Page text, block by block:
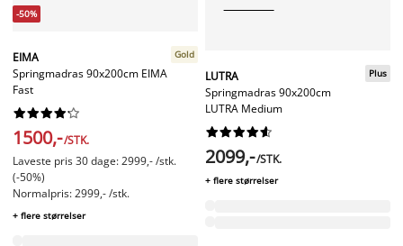
-50%
EIMA
Springmadras 90x200cm EIMA
Fast
Gold






1500,-/STK.
Laveste pris 30 dage: 2999,- /stk.
(-50%)
Normalpris: 2999,- /stk.
+ flere størrelser
LUTRA
Springmadras 90x200cm
LUTRA Medium
Plus






2099,-/STK.
+ flere størrelser